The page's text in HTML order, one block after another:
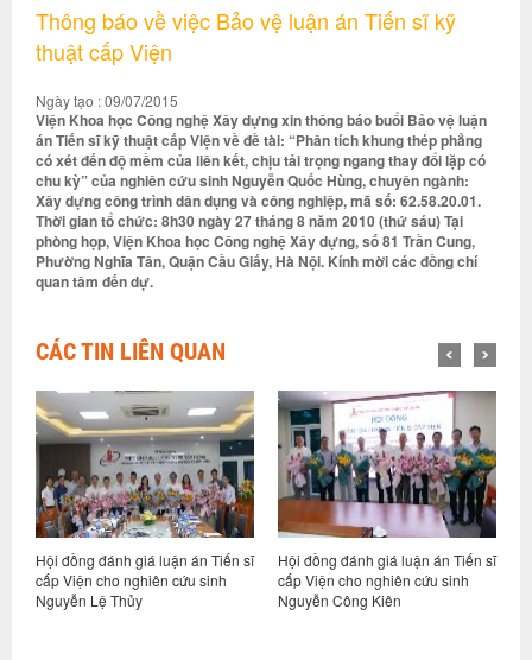
Thông báo về việc Bảo vệ luận án Tiến sĩ kỹ
thuật cấp Viện
Ngày tạo : 09/07/2015
Viện Khoa học Công nghệ Xây dựng xin thông báo buổi Bảo vệ luận
án Tiến sĩ kỹ thuật cấp Viện về đề tài: “Phân tích khung thép phẳng
có xét đến độ mềm của liên kết, chịu tải trọng ngang thay đổi lặp có
chu kỳ” của nghiên cứu sinh Nguyễn Quốc Hùng, chuyên ngành:
Xây dựng công trình dân dụng và công nghiệp, mã số: 62.58.20.01.
Thời gian tổ chức: 8h30 ngày 27 tháng 8 năm 2010 (thứ sáu) Tại
phòng họp, Viện Khoa học Công nghệ Xây dựng, số 81 Trần Cung,
Phường Nghĩa Tân, Quận Cầu Giấy, Hà Nội. Kính mời các đồng chí
quan tâm đến dự.
CÁC TIN LIÊN QUAN
Hội đồng đánh giá luận án Tiến sĩ
cấp Viện cho nghiên cứu sinh
Nguyễn Lệ Thủy
Hội đồng đánh giá luận án Tiến sĩ
cấp Viện cho nghiên cứu sinh
Nguyễn Công Kiên